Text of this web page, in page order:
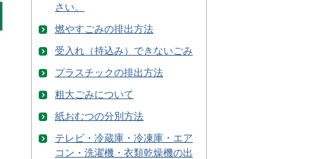
さい。
燃やすごみの排出方法
受入れ（持込み）できないごみ
プラスチックの排出方法
粗大ごみについて
紙おむつの分別方法
テレビ・冷蔵庫・冷凍庫・エア
コン・洗濯機・衣類乾燥機の出